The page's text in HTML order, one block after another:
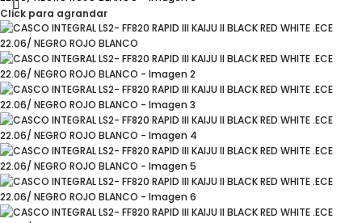
Click para agrandar